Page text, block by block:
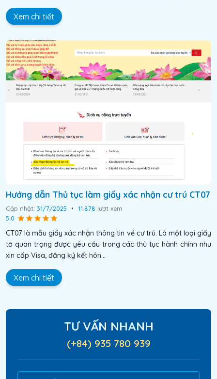
Xem chi tiết
Hướng dẫn Thủ tục làm giấy xác nhận cư trú CT07
Cập nhật: 31/7/2025 • 11.878 lượt xem
5.0
CT07 là mẫu giấy xác nhận thông tin về cư trú. Là một loại giấy
tờ quan trọng được yêu cầu trong các thủ tục hành chính như
xin cấp Visa, đăng ký kết hôn...
Xem chi tiết
TƯ VẤN NHANH
(+84) 935 780 939